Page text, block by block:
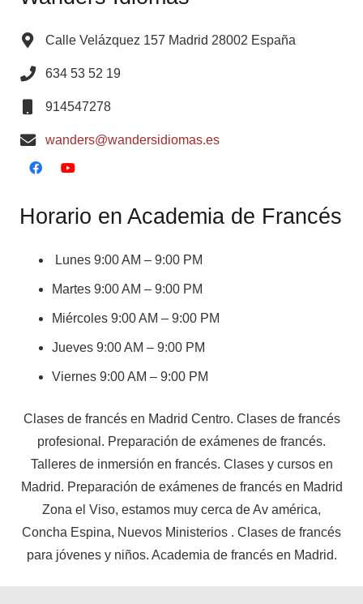
Calle Velázquez 157 Madrid 28002 España
634 53 52 19
914547278
wanders@wandersidiomas.es
Horario en Academia de Francés
Lunes 9:00 AM – 9:00 PM
Martes 9:00 AM – 9:00 PM
Miércoles 9:00 AM – 9:00 PM
Jueves 9:00 AM – 9:00 PM
Viernes 9:00 AM – 9:00 PM
Clases de francés en Madrid Centro. Clases de francés
profesional. Preparación de exámenes de francés.
Talleres de inmersión en francés. Clases y cursos en
Madrid. Preparación de exámenes de francés en Madrid
Zona el Viso, estamos muy cerca de Av américa,
Concha Espina, Nuevos Ministerios . Clases de francés
para jóvenes y niños. Academia de francés en Madrid.